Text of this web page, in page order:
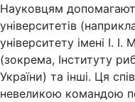
Науковцям
університетів
університету імені І.
(зокрема, Інституту
України) та інші. Ця
невеликою командою